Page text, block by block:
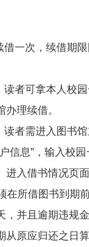
借一次，续借期
拿本人校园
理续借。
进入图书馆
信息”，输入校
进入借书情况页
借图书到期前
，并且逾期违规
原应归还之日算